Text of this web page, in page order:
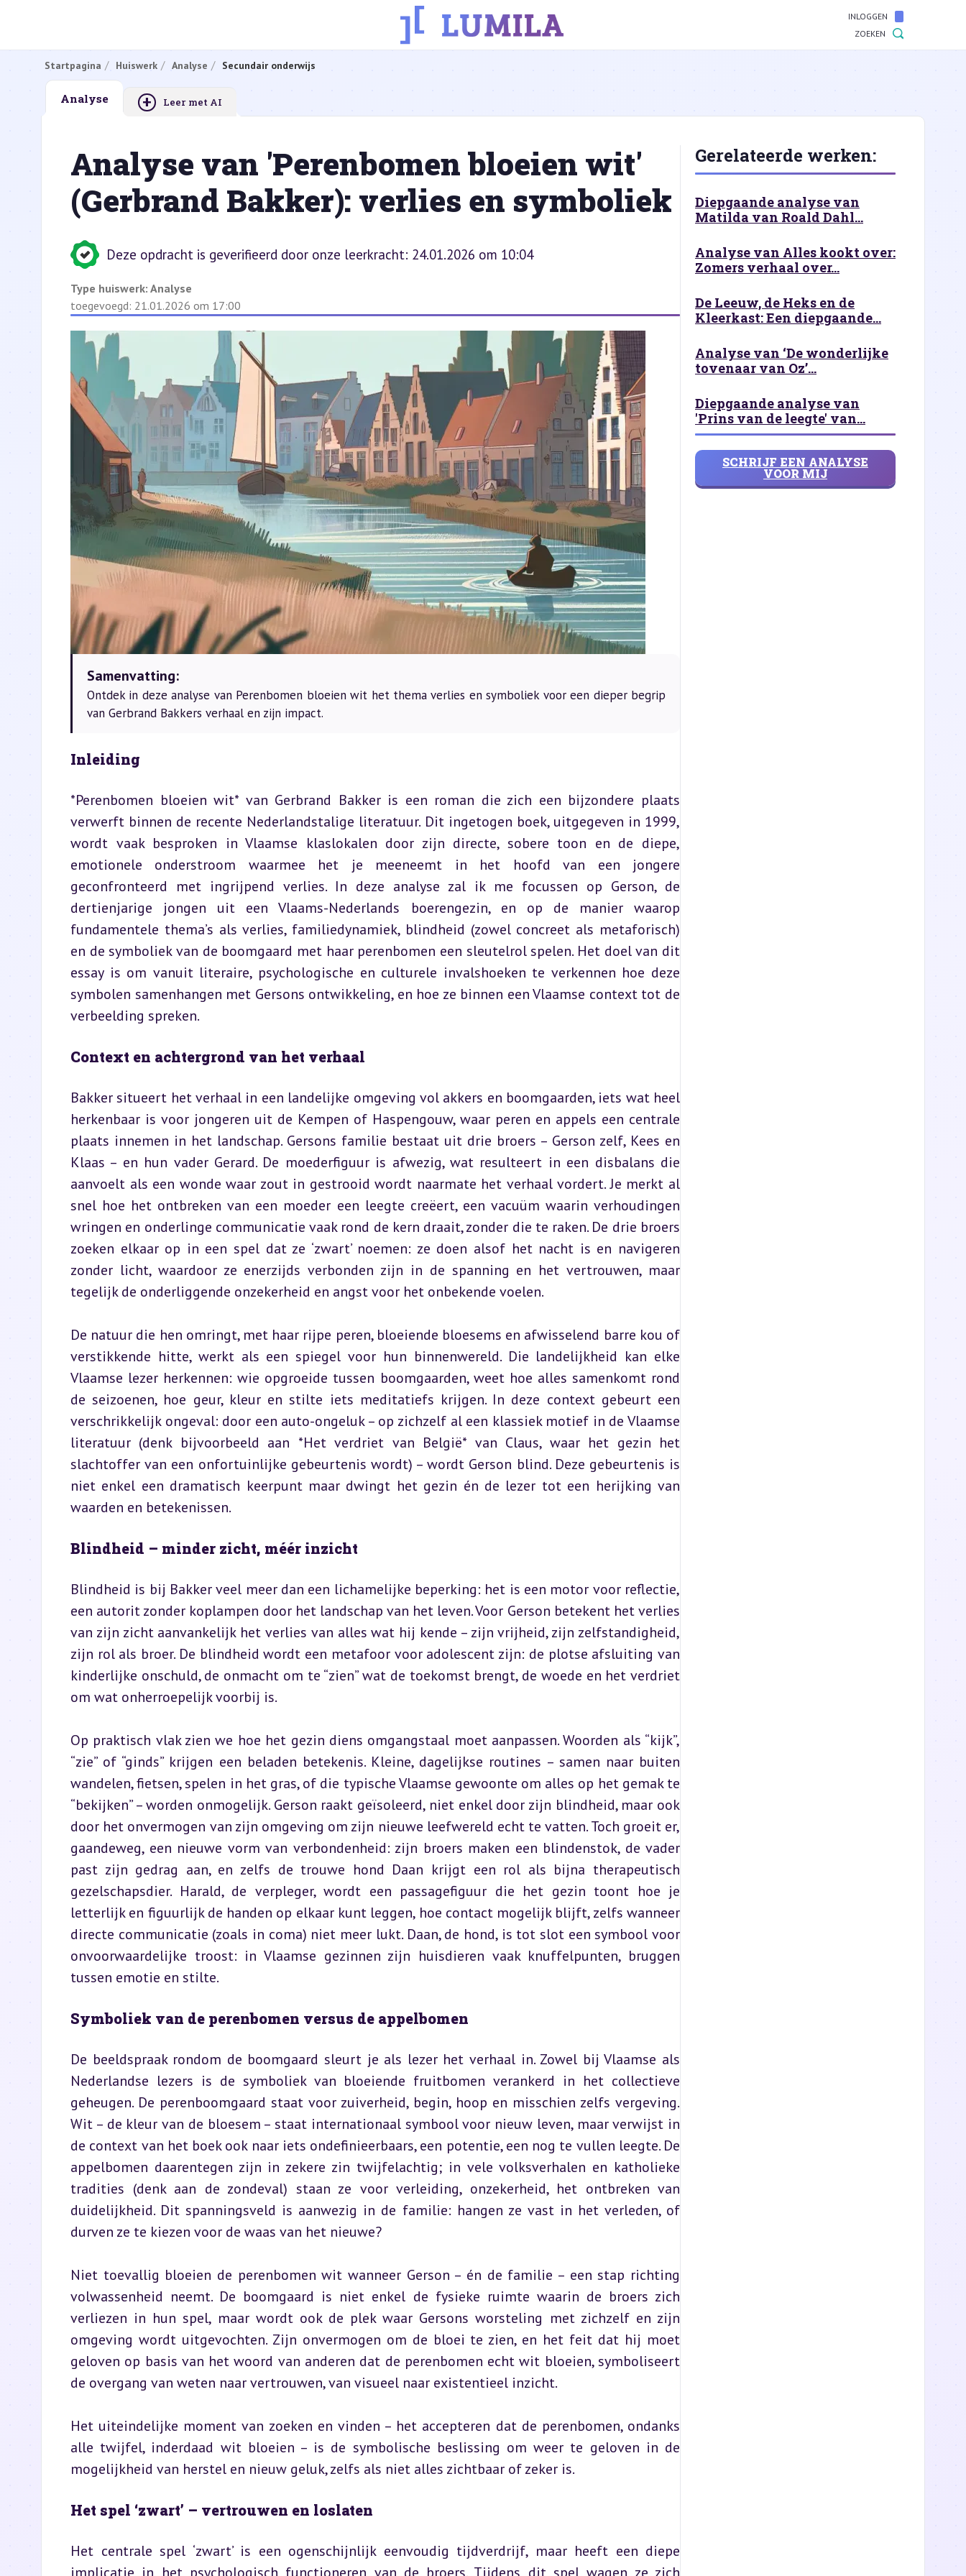
INLOGGEN
ZOEKEN
Startpagina Huiswerk Analyse Secundair onderwijs
Analyse + Leer met AI
Analyse van 'Perenbomen bloeien wit'
(Gerbrand Bakker): verlies en symboliek
Deze opdracht is geverifieerd door onze leerkracht: 24.01.2026 om 10:04
Type huiswerk: Analyse
toegevoegd: 21.01.2026 om 17:00
Samenvatting:
Ontdek in deze analyse van Perenbomen bloeien wit het thema verlies en symboliek voor een dieper begrip
van Gerbrand Bakkers verhaal en zijn impact.
Inleiding
*Perenbomen bloeien wit* van Gerbrand Bakker is een roman die zich een bijzondere plaats
verwerft binnen de recente Nederlandstalige literatuur. Dit ingetogen boek, uitgegeven in 1999,
wordt vaak besproken in Vlaamse klaslokalen door zijn directe, sobere toon en de diepe,
emotionele onderstroom waarmee het je meeneemt in het hoofd van een jongere
geconfronteerd met ingrijpend verlies. In deze analyse zal ik me focussen op Gerson, de
dertienjarige jongen uit een Vlaams-Nederlands boerengezin, en op de manier waarop
fundamentele thema’s als verlies, familiedynamiek, blindheid (zowel concreet als metaforisch)
en de symboliek van de boomgaard met haar perenbomen een sleutelrol spelen. Het doel van dit
essay is om vanuit literaire, psychologische en culturele invalshoeken te verkennen hoe deze
symbolen samenhangen met Gersons ontwikkeling, en hoe ze binnen een Vlaamse context tot de
verbeelding spreken.
Context en achtergrond van het verhaal
Bakker situeert het verhaal in een landelijke omgeving vol akkers en boomgaarden, iets wat heel
herkenbaar is voor jongeren uit de Kempen of Haspengouw, waar peren en appels een centrale
plaats innemen in het landschap. Gersons familie bestaat uit drie broers – Gerson zelf, Kees en
Klaas – en hun vader Gerard. De moederfiguur is afwezig, wat resulteert in een disbalans die
aanvoelt als een wonde waar zout in gestrooid wordt naarmate het verhaal vordert. Je merkt al
snel hoe het ontbreken van een moeder een leegte creëert, een vacuüm waarin verhoudingen
wringen en onderlinge communicatie vaak rond de kern draait, zonder die te raken. De drie broers
zoeken elkaar op in een spel dat ze ‘zwart’ noemen: ze doen alsof het nacht is en navigeren
zonder licht, waardoor ze enerzijds verbonden zijn in de spanning en het vertrouwen, maar
tegelijk de onderliggende onzekerheid en angst voor het onbekende voelen.
De natuur die hen omringt, met haar rijpe peren, bloeiende bloesems en afwisselend barre kou of
verstikkende hitte, werkt als een spiegel voor hun binnenwereld. Die landelijkheid kan elke
Vlaamse lezer herkennen: wie opgroeide tussen boomgaarden, weet hoe alles samenkomt rond
de seizoenen, hoe geur, kleur en stilte iets meditatiefs krijgen. In deze context gebeurt een
verschrikkelijk ongeval: door een auto-ongeluk – op zichzelf al een klassiek motief in de Vlaamse
literatuur (denk bijvoorbeeld aan *Het verdriet van België* van Claus, waar het gezin het
slachtoffer van een onfortuinlijke gebeurtenis wordt) – wordt Gerson blind. Deze gebeurtenis is
niet enkel een dramatisch keerpunt maar dwingt het gezin én de lezer tot een herijking van
waarden en betekenissen.
Blindheid – minder zicht, méér inzicht
Blindheid is bij Bakker veel meer dan een lichamelijke beperking: het is een motor voor reflectie,
een autorit zonder koplampen door het landschap van het leven. Voor Gerson betekent het verlies
van zijn zicht aanvankelijk het verlies van alles wat hij kende – zijn vrijheid, zijn zelfstandigheid,
zijn rol als broer. De blindheid wordt een metafoor voor adolescent zijn: de plotse afsluiting van
kinderlijke onschuld, de onmacht om te “zien” wat de toekomst brengt, de woede en het verdriet
om wat onherroepelijk voorbij is.
Op praktisch vlak zien we hoe het gezin diens omgangstaal moet aanpassen. Woorden als “kijk”,
“zie” of “ginds” krijgen een beladen betekenis. Kleine, dagelijkse routines – samen naar buiten
wandelen, fietsen, spelen in het gras, of die typische Vlaamse gewoonte om alles op het gemak te
“bekijken” – worden onmogelijk. Gerson raakt geïsoleerd, niet enkel door zijn blindheid, maar ook
door het onvermogen van zijn omgeving om zijn nieuwe leefwereld echt te vatten. Toch groeit er,
gaandeweg, een nieuwe vorm van verbondenheid: zijn broers maken een blindenstok, de vader
past zijn gedrag aan, en zelfs de trouwe hond Daan krijgt een rol als bijna therapeutisch
gezelschapsdier. Harald, de verpleger, wordt een passagefiguur die het gezin toont hoe je
letterlijk en figuurlijk de handen op elkaar kunt leggen, hoe contact mogelijk blijft, zelfs wanneer
directe communicatie (zoals in coma) niet meer lukt. Daan, de hond, is tot slot een symbool voor
onvoorwaardelijke troost: in Vlaamse gezinnen zijn huisdieren vaak knuffelpunten, bruggen
tussen emotie en stilte.
Symboliek van de perenbomen versus de appelbomen
De beeldspraak rondom de boomgaard sleurt je als lezer het verhaal in. Zowel bij Vlaamse als
Nederlandse lezers is de symboliek van bloeiende fruitbomen verankerd in het collectieve
geheugen. De perenboomgaard staat voor zuiverheid, begin, hoop en misschien zelfs vergeving.
Wit – de kleur van de bloesem – staat internationaal symbool voor nieuw leven, maar verwijst in
de context van het boek ook naar iets ondefinieerbaars, een potentie, een nog te vullen leegte. De
appelbomen daarentegen zijn in zekere zin twijfelachtig; in vele volksverhalen en katholieke
tradities (denk aan de zondeval) staan ze voor verleiding, onzekerheid, het ontbreken van
duidelijkheid. Dit spanningsveld is aanwezig in de familie: hangen ze vast in het verleden, of
durven ze te kiezen voor de waas van het nieuwe?
Niet toevallig bloeien de perenbomen wit wanneer Gerson – én de familie – een stap richting
volwassenheid neemt. De boomgaard is niet enkel de fysieke ruimte waarin de broers zich
verliezen in hun spel, maar wordt ook de plek waar Gersons worsteling met zichzelf en zijn
omgeving wordt uitgevochten. Zijn onvermogen om de bloei te zien, en het feit dat hij moet
geloven op basis van het woord van anderen dat de perenbomen echt wit bloeien, symboliseert
de overgang van weten naar vertrouwen, van visueel naar existentieel inzicht.
Het uiteindelijke moment van zoeken en vinden – het accepteren dat de perenbomen, ondanks
alle twijfel, inderdaad wit bloeien – is de symbolische beslissing om weer te geloven in de
mogelijkheid van herstel en nieuw geluk, zelfs als niet alles zichtbaar of zeker is.
Het spel ‘zwart’ – vertrouwen en loslaten
Het centrale spel ‘zwart’ is een ogenschijnlijk eenvoudig tijdverdrijf, maar heeft een diepe
Gerelateerde werken:
Diepgaande analyse van
Matilda van Roald Dahl...
Analyse van Alles kookt over:
Zomers verhaal over...
De Leeuw, de Heks en de
Kleerkast: Een diepgaande...
Analyse van ‘De wonderlijke
tovenaar van Oz’...
Diepgaande analyse van
'Prins van de leegte' van...
SCHRIJF EEN ANALYSE
VOOR MIJ